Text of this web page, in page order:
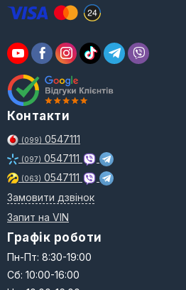
Контакти
(099) 0547111
(097) 0547111
(063) 0547111
Замовити дзвінок
Запит на VIN
Графік роботи
Пн-Пт: 8:30-19:00
Сб: 10:00-16:00